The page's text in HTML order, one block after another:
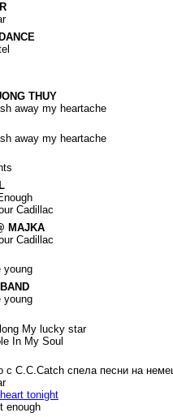
THUY
away my heartache
away my heartache
Cadillac
MAJKA
Cadillac
young
young
My lucky star
In My Soul
с C.C.Catch спела песни на
tonight
enough